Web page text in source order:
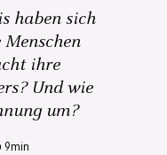
haben sich
ihre
Und wie
um?
9